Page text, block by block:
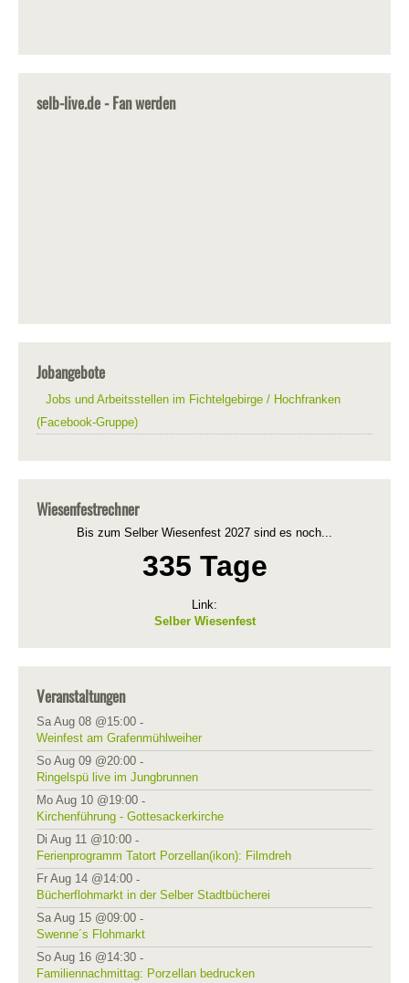
selb-live.de - Fan werden
Jobangebote
Jobs und Arbeitsstellen im Fichtelgebirge / Hochfranken
(Facebook-Gruppe)
Wiesenfestrechner
Bis zum Selber Wiesenfest 2027 sind es noch...
335 Tage
Link:
Selber Wiesenfest
Veranstaltungen
Sa Aug 08 @15:00 -
Weinfest am Grafenmühlweiher
So Aug 09 @20:00 -
Ringelspü live im Jungbrunnen
Mo Aug 10 @19:00 -
Kirchenführung - Gottesackerkirche
Di Aug 11 @10:00 -
Ferienprogramm Tatort Porzellan(ikon): Filmdreh
Fr Aug 14 @14:00 -
Bücherflohmarkt in der Selber Stadtbücherei
Sa Aug 15 @09:00 -
Swenne´s Flohmarkt
So Aug 16 @14:30 -
Familiennachmittag: Porzellan bedrucken